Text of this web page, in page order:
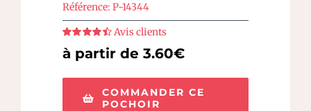
Référence: P-14344
Note
sur
5
Avis clients
à partir de 3.60€
COMMANDER CE
POCHOIR